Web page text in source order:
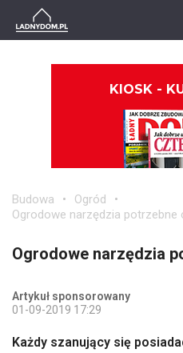
KIOSK -
Budowa
Ogród
Ogrodowe narzędzia potrzebne
Ogrodowe narzędzia
Artykuł sponsorowany
01-09-2019 17:29
Każdy szanujący się